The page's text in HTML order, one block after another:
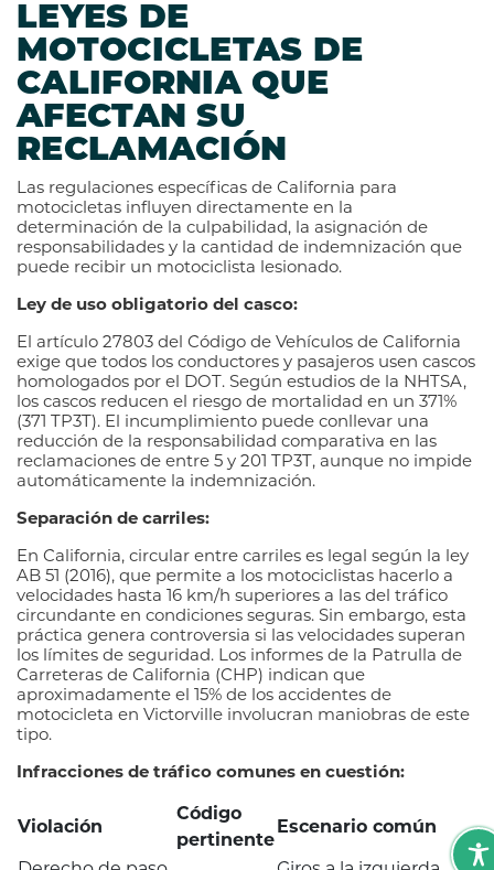
LEYES DE
MOTOCICLETAS DE
CALIFORNIA QUE
AFECTAN SU
RECLAMACIÓN
Las regulaciones específicas de California para
motocicletas influyen directamente en la
determinación de la culpabilidad, la asignación de
responsabilidades y la cantidad de indemnización que
puede recibir un motociclista lesionado.
Ley de uso obligatorio del casco:
El artículo 27803 del Código de Vehículos de California
exige que todos los conductores y pasajeros usen cascos
homologados por el DOT. Según estudios de la NHTSA,
los cascos reducen el riesgo de mortalidad en un 371%
(371 TP3T). El incumplimiento puede conllevar una
reducción de la responsabilidad comparativa en las
reclamaciones de entre 5 y 201 TP3T, aunque no impide
automáticamente la indemnización.
Separación de carriles:
En California, circular entre carriles es legal según la ley
AB 51 (2016), que permite a los motociclistas hacerlo a
velocidades hasta 16 km/h superiores a las del tráfico
circundante en condiciones seguras. Sin embargo, esta
práctica genera controversia si las velocidades superan
los límites de seguridad. Los informes de la Patrulla de
Carreteras de California (CHP) indican que
aproximadamente el 15% de los accidentes de
motocicleta en Victorville involucran maniobras de este
tipo.
Infracciones de tráfico comunes en cuestión:
Violación
Código
pertinente
Escenario común